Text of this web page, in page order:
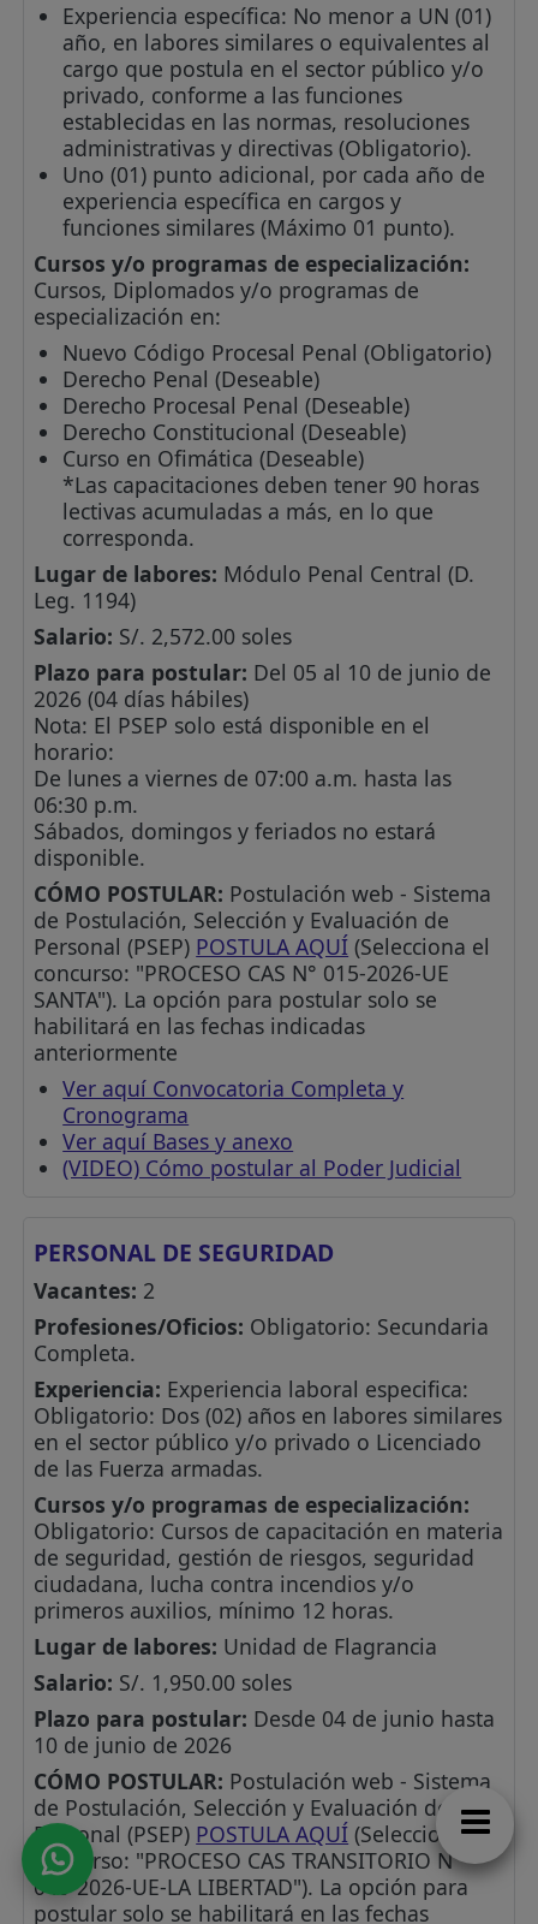
Experiencia específica: No menor a UN (01)
año, en labores similares o equivalentes al
cargo que postula en el sector público y/o
privado, conforme a las funciones
establecidas en las normas, resoluciones
administrativas y directivas (Obligatorio).
Uno (01) punto adicional, por cada año de
experiencia específica en cargos y
funciones similares (Máximo 01 punto).
Cursos y/o programas de especialización:
Cursos, Diplomados y/o programas de
especialización en:
Nuevo Código Procesal Penal (Obligatorio)
Derecho Penal (Deseable)
Derecho Procesal Penal (Deseable)
Derecho Constitucional (Deseable)
Curso en Ofimática (Deseable)
*Las capacitaciones deben tener 90 horas
lectivas acumuladas a más, en lo que
corresponda.
Lugar de labores: Módulo Penal Central (D.
Leg. 1194)
Salario: S/. 2,572.00 soles
Plazo para postular: Del 05 al 10 de junio de
2026 (04 días hábiles)
Nota: El PSEP solo está disponible en el
horario:
De lunes a viernes de 07:00 a.m. hasta las
06:30 p.m.
Sábados, domingos y feriados no estará
disponible.
CÓMO POSTULAR: Postulación web - Sistema
de Postulación, Selección y Evaluación de
Personal (PSEP) POSTULA AQUÍ (Selecciona el
concurso: "PROCESO CAS N° 015-2026-UE
SANTA"). La opción para postular solo se
habilitará en las fechas indicadas
anteriormente
Ver aquí Convocatoria Completa y
Cronograma
Ver aquí Bases y anexo
(VIDEO) Cómo postular al Poder Judicial
PERSONAL DE SEGURIDAD
Vacantes: 2
Profesiones/Oficios: Obligatorio: Secundaria
Completa.
Experiencia: Experiencia laboral especifica:
Obligatorio: Dos (02) años en labores similares
en el sector público y/o privado o Licenciado
de las Fuerza armadas.
Cursos y/o programas de especialización:
Obligatorio: Cursos de capacitación en materia
de seguridad, gestión de riesgos, seguridad
ciudadana, lucha contra incendios y/o
primeros auxilios, mínimo 12 horas.
Lugar de labores: Unidad de Flagrancia
Salario: S/. 1,950.00 soles
Plazo para postular: Desde 04 de junio hasta
10 de junio de 2026
CÓMO POSTULAR: Postulación web - Sistema
de Postulación, Selección y Evaluación de
Personal (PSEP) POSTULA AQUÍ (Selecciona el
concurso: "PROCESO CAS TRANSITORIO N°
040-2026-UE-LA LIBERTAD"). La opción para
postular solo se habilitará en las fechas